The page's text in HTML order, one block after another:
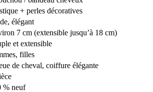
+ perles décoratives
élégant
7 cm (extensible jusqu’à 18 cm)
et extensible
filles
de cheval, coiffure élégante
% neuf